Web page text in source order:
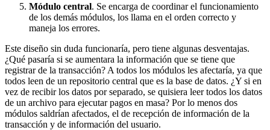
Módulo central. Se encarga de coordinar el funcionamiento
de los demás módulos, los llama en el orden correcto y
maneja los errores.
Este diseño sin duda funcionaría, pero tiene algunas desventajas.
¿Qué pasaría si se aumentara la información que se tiene que
registrar de la transacción? A todos los módulos les afectaría, ya que
todos leen de un repositorio central que es la base de datos. ¿Y si en
vez de recibir los datos por separado, se quisiera leer todos los datos
de un archivo para ejecutar pagos en masa? Por lo menos dos
módulos saldrían afectados, el de recepción de información de la
transacción y de información del usuario.